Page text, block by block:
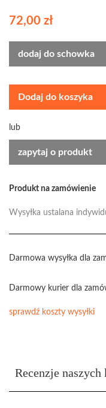
72,00 zł
dodaj do schowka
Dodaj do koszyka
lub
zapytaj o produkt
Produkt na zamówienie
Wysyłka ustalana
Darmowa wysyłka dla
Darmowy kurier dla
sprawdź koszty wysyłki
Recenzje